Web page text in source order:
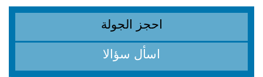
احجز الجولة
اسأل سؤالا